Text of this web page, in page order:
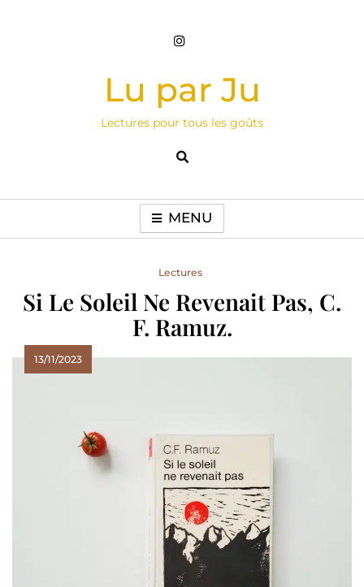
Lu par Ju
Lectures pour tous les goûts
MENU
Lectures
Si Le Soleil Ne Revenait Pas, C.
F. Ramuz.
13/11/2023